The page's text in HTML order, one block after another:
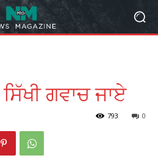
ਗਵਾਚ ਜਾਏ
0
793